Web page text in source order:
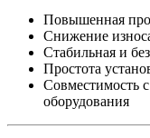
Повышенная
Снижение
Стабильная и
Простота
Совместимость
оборудования